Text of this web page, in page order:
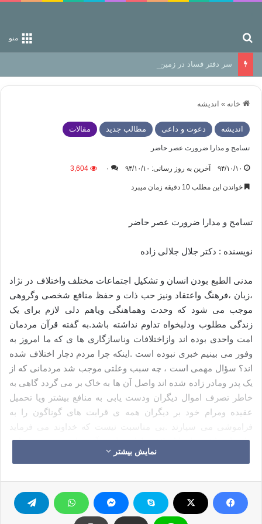
منو
سر دفتر فساد در زمین‌، دوری وکناره‌گیری از راه خداست‌!
خانه » اندیشه
اندیشه دعوت و داعی مطالب جدید مقالات
تسامح و مدارا ضرورت عصر حاضر
۹۴/۱۰/۱۰ آخرین به روز رسانی: ۹۴/۱۰/۱۰ ۰ 3,604
خواندن این مطلب 10 دقیقه زمان میبرد
تسامح و مدارا ضرورت عصر حاضر
نویسنده : دکتر جلال جلالی زاده
مدنی الطبع بودن انسان و تشکیل اجتماعات مختلف واختلاف در نژاد
،زبان ،فرهنگ واعتقاد ونیز حب ذات و حفظ منافع شخصی وگروهی
موجب می شود که وحدت وهماهنگی ویاهم دلی لازم برای یک
زندگی مطلوب ودلبخواه تداوم نداشته باشد.به گفته قرآن مردمان
امت واحدی بوده اند وازاختلافات وناسازگاری ها ی که ما امروز به
وفور می بینیم خبری نبوده است .اینکه چرا مردم دچار اختلاف شده
اند؟ سؤال مهمی است ، چه سبب وعلتی موجب شد مردمانی که از
یک پدر ومادر زاده شده اند واصل آن ها به خاک بر می گردد گاهی به
خاطر تصرف اموال دیگران ودست یابی به منافع بیشتر ویا تحمیل
عقیده ومرام خود بر دیگران همه ی قرابت های گوناگون را به
فراموشی می سپارند .بی مناسبت نیست که خداوند می فرماید
پیامبران را فرستاد تا اختلاف هارا بر دارند وآب صلح وهمزیستی را بر
آتش خود خواهی وکینه توزی بریزند .واگر فرستادگان الهی همه تلاش
تشکیل دهند بی گزاف نبوده است زیرا هر پیامبری با بعثت خود اولین
کاری را که آغاز نموده دعوت به توحید وبازگشتن به فطرت انسانی
است که گذشتن از مرزهای ساختگی وموانع تکامل حقیقی در حیات
نمایش بیشتر